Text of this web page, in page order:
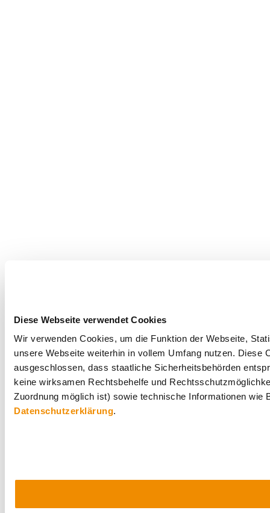
Diese Webseite verwendet Cookies
Wir verwenden Cookies, um die Funktion der Webseite,
unsere Webseite weiterhin in vollem Umfang nutzen.
ausgeschlossen, dass staatliche Sicherheitsbehörden
keine wirksamen Rechtsbehelfe und
Zuordnung möglich ist) sowie technische Informationen
Datenschutzerklärung.